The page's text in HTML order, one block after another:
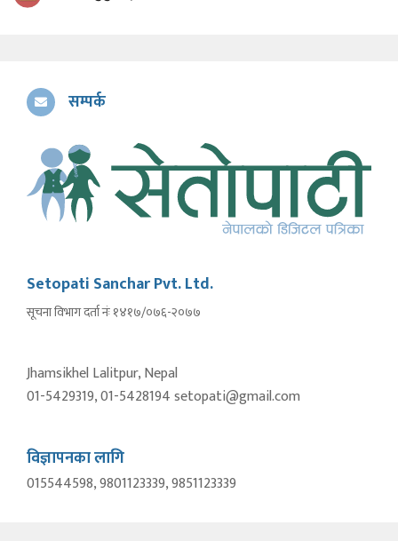
सम्पर्क
Setopati Sanchar Pvt. Ltd.
सूचना विभाग दर्ता नंः १४१७/०७६-२०७७
Jhamsikhel Lalitpur, Nepal
01-5429319, 01-5428194 setopati@gmail.com
विज्ञापनका लागि
015544598, 9801123339, 9851123339